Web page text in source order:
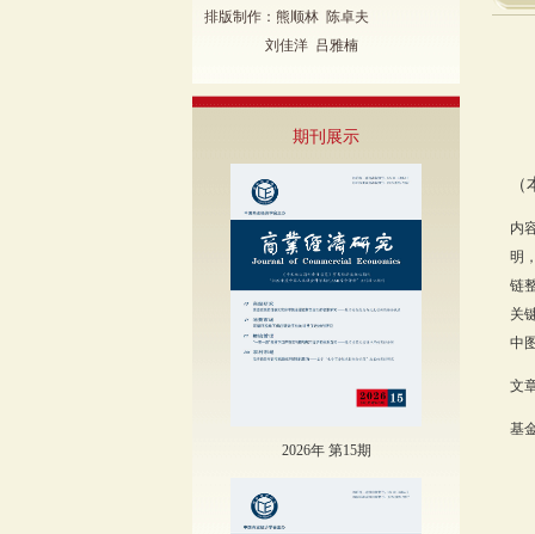
排版制作：熊顺林 陈卓夫
刘佳洋 吕雅楠
期刊展示
2026年 第15期
内
明
链
关
中
文
基